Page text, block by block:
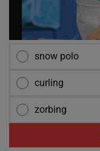
snow polo
curling
zorbing